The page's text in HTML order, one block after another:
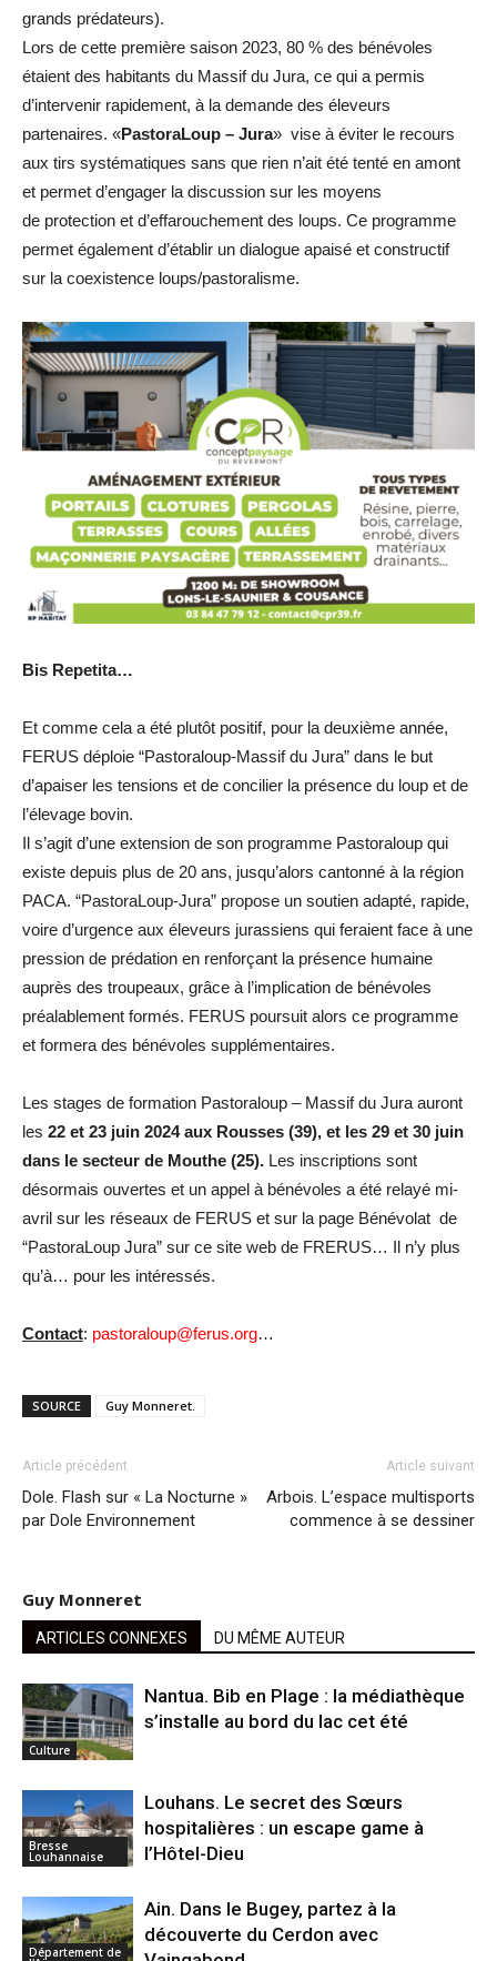
grands prédateurs).
Lors de cette première saison 2023, 80 % des bénévoles
étaient des habitants du Massif du Jura, ce qui a permis
d’intervenir rapidement, à la demande des éleveurs
partenaires. «PastoraLoup – Jura» vise à éviter le recours
aux tirs systématiques sans que rien n’ait été tenté en amont
et permet d’engager la discussion sur les moyens
de protection et d’effarouchement des loups. Ce programme
permet également d’établir un dialogue apaisé et constructif
sur la coexistence loups/pastoralisme.
Bis Repetita…
Et comme cela a été plutôt positif, pour la deuxième année,
FERUS déploie “Pastoraloup-Massif du Jura” dans le but
d’apaiser les tensions et de concilier la présence du loup et de
l’élevage bovin.
Il s’agit d’une extension de son programme Pastoraloup qui
existe depuis plus de 20 ans, jusqu’alors cantonné à la région
PACA. “PastoraLoup-Jura” propose un soutien adapté, rapide,
voire d’urgence aux éleveurs jurassiens qui feraient face à une
pression de prédation en renforçant la présence humaine
auprès des troupeaux, grâce à l’implication de bénévoles
préalablement formés. FERUS poursuit alors ce programme
et formera des bénévoles supplémentaires.
Les stages de formation Pastoraloup – Massif du Jura auront
les 22 et 23 juin 2024 aux Rousses (39), et les 29 et 30 juin
dans le secteur de Mouthe (25). Les inscriptions sont
désormais ouvertes et un appel à bénévoles a été relayé mi-
avril sur les réseaux de FERUS et sur la page Bénévolat de
“PastoraLoup Jura” sur ce site web de FRERUS… Il n’y plus
qu’à… pour les intéressés.
Contact: pastoraloup@ferus.org…
SOURCE Guy Monneret.
Article précédent
Dole. Flash sur « La Nocturne »
par Dole Environnement
Article suivant
Arbois. L’espace multisports
commence à se dessiner
Guy Monneret
ARTICLES CONNEXES DU MÊME AUTEUR
Culture
Nantua. Bib en Plage : la médiathèque
s’installe au bord du lac cet été
Bresse
Louhannaise
Louhans. Le secret des Sœurs
hospitalières : un escape game à
l’Hôtel-Dieu
Département de
Ain. Dans le Bugey, partez à la
découverte du Cerdon avec